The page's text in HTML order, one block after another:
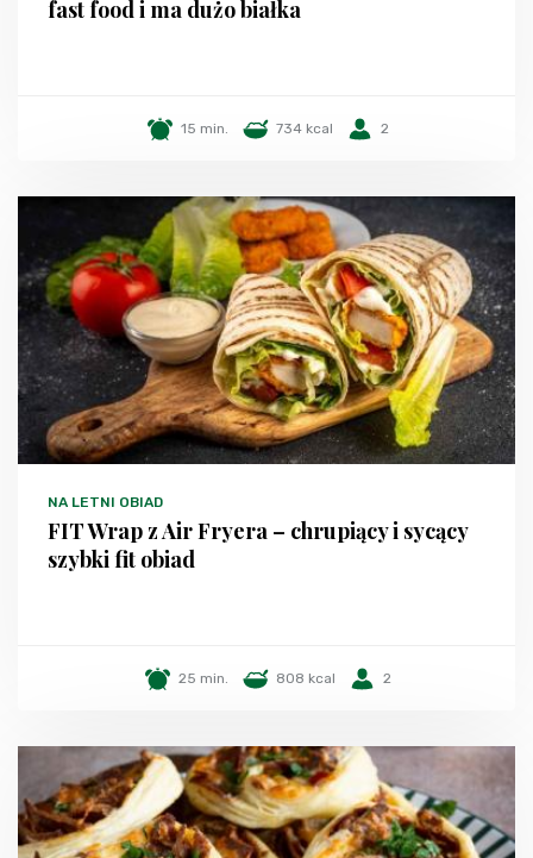
fast food i ma dużo białka
15 min. 734 kcal 2
NA LETNI OBIAD
FIT Wrap z Air Fryera – chrupiący i sycący
szybki fit obiad
25 min. 808 kcal 2